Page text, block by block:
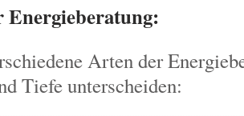
Arten der
Tiefe unterscheiden: